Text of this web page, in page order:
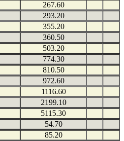
267.60
293.20
355.20
360.50
503.20
774.30
810.50
972.60
1116.60
2199.10
5115.30
54.70
85.20